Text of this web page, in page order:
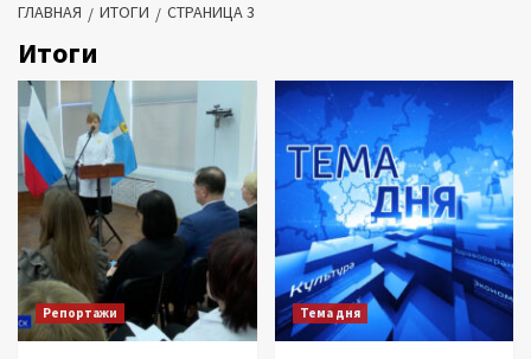
ГЛАВНАЯ ИТОГИ СТРАНИЦА 3
Итоги
Репортажи Тема дня